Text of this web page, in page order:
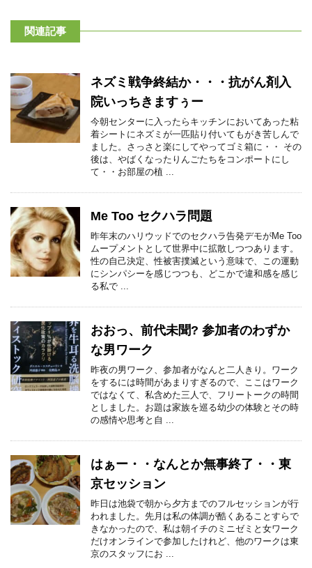
関連記事
ネズミ戦争終結か・・・抗がん剤入
院いっちきますぅー
今朝センターに入ったらキッチンにおいてあった粘
着シートにネズミが一匹貼り付いてもがき苦しんで
ました。さっさと楽にしてやってゴミ箱に・・ その
後は、やばくなったりんごたちをコンポートにし
て・・お部屋の植 ...
Me Too セクハラ問題
昨年末のハリウッドでのセクハラ告発デモがMe Too
ムープメントとして世界中に拡散しつつあります。
性の自己決定、性被害撲滅という意味で、この運動
にシンパシーを感じつつも、どこかで違和感を感じ
る私で ...
おおっ、前代未聞? 参加者のわずか
な男ワーク
昨夜の男ワーク、参加者がなんと二人きり。ワーク
をするには時間があまりすぎるので、ここはワーク
ではなくて、私含めた三人で、フリートークの時間
としました。お題は家族を巡る幼少の体験とその時
の感情や思考と自 ...
はぁー・・なんとか無事終了・・東
京セッション
昨日は池袋で朝から夕方までのフルセッションが行
われました。先月は私の体調が酷くあることすらで
きなかったので、私は朝イチのミニゼミと女ワーク
だけオンラインで参加したけれど、他のワークは東
京のスタッフにお ...